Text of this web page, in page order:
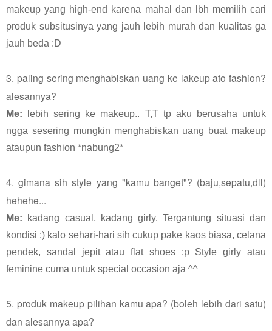
makeup yang high-end karena mahal dan lbh memilih cari
produk subsitusinya yang jauh lebih murah dan kualitas ga
jauh beda :D
3. paling sering menghabiskan uang ke lakeup ato fashion?
alesannya?
Me: lebih sering ke makeup.. T,T tp aku berusaha untuk
ngga sesering mungkin menghabiskan uang buat makeup
ataupun fashion *nabung2*
4. gimana sih style yang "kamu banget"? (baju,sepatu,dll)
hehehe...
Me:
kadang casual, kadang girly. Tergantung situasi dan
kondisi :) kalo sehari-hari sih cukup pake kaos biasa, celana
pendek, sandal jepit atau flat shoes :p Style girly atau
feminine cuma untuk special occasion aja ^^
5. produk makeup pilihan kamu apa? (boleh lebih dari satu)
dan alesannya apa?